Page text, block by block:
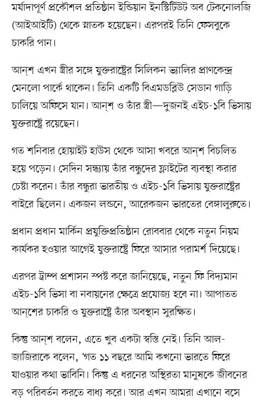
মর্যাদাপূর্ণ প্রকৌশল প্রতিষ্ঠান ইন্ডিয়ান ইনস্টিটিউট অব টেকনোলজি
(আইআইটি) থেকে স্নাতক হয়েছেন। এরপরই তিনি ফেসবুকে
চাকরি পান।
আন্‌শ এখন স্ত্রীর সঙ্গে যুক্তরাষ্ট্রের সিলিকন ভ্যালির প্রাণকেন্দ্র
মেনলো পার্কে থাকেন। তিনি একটি বিএমডব্লিউ সেডান গাড়ি
চালিয়ে অফিসে যান। আন্‌শ ও তাঁর স্ত্রী—দুজনই এইচ-১বি ভিসায়
যুক্তরাষ্ট্রে রয়েছেন।
গত শনিবার হোয়াইট হাউস থেকে আসা খবরে আন্‌শ বিচলিত
হয়ে পড়েন। সেদিন সন্ধ্যায় তাঁর বন্ধুদের ফ্লাইটের ব্যবস্থা করার
চেষ্টা করেন। তাঁর বন্ধুরা ভারতীয় ও এইচ-১বি ভিসায় যুক্তরাষ্ট্রের
বাইরে ছিলেন। একজন লন্ডনে, আরেকজন ভারতের বেঙ্গালুরুতে।
প্রধান প্রধান মার্কিন প্রযুক্তিপ্রতিষ্ঠান রোববার থেকে নতুন নিয়ম
কার্যকর হওয়ার আগেই যুক্তরাষ্ট্রে ফিরে আসার পরামর্শ দিয়েছে।
এরপর ট্রাম্প প্রশাসন স্পষ্ট করে জানিয়েছে, নতুন ফি বিদ্যমান
এইচ-১বি ভিসা বা নবায়নের ক্ষেত্রে প্রযোজ্য হবে না। আপাতত
আন্‌শের চাকরি ও যুক্তরাষ্ট্রে তাঁর অবস্থান সুরক্ষিত।
কিন্তু আন্‌শ বলেন, এতে খুব একটা স্বস্তি নেই। তিনি আল-
জাজিরাকে বলেন, ‘গত ১১ বছরে আমি কখনো ভারতে ফিরে
যাওয়ার কথা ভাবিনি। কিন্তু এ ধরনের অস্থিরতা মানুষকে জীবনের
বড় পরিবর্তন করতে বাধ্য করে। আর এখন আমরা এখানে বসে